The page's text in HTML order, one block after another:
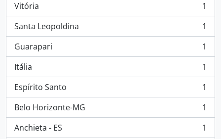
Vitória
, 1 resultados
1
Santa Leopoldina
, 1 resultados
1
Guarapari
, 1 resultados
1
Itália
, 1 resultados
1
Espírito Santo
, 1 resultados
1
Belo Horizonte-MG
, 1 resultados
1
Anchieta - ES
, 1 resultados
1